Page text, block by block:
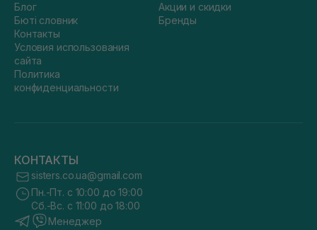
Блог
Бюті словник
Контакты
Условия использования
сайта
Политика
конфиденциальности
Акции и скидки
Бренды
КОНТАКТЫ
sisters.co.ua@gmail.com
Пн.-Пт. с 10:00 до 19:00
Сб.-Вс. с 11:00 до 18:00
Менеджер